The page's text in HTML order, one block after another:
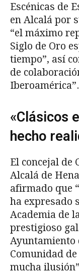
Escénicas de
en Alcalá por
“el máximo
Siglo de Oro
tiempo”, así
de
Iberoamérica”.
«Clásicos
hecho
El concejal de
Alcalá de
afirmado que
ha expresado
Academia de
prestigioso
Ayuntamiento
Comunidad
mucha